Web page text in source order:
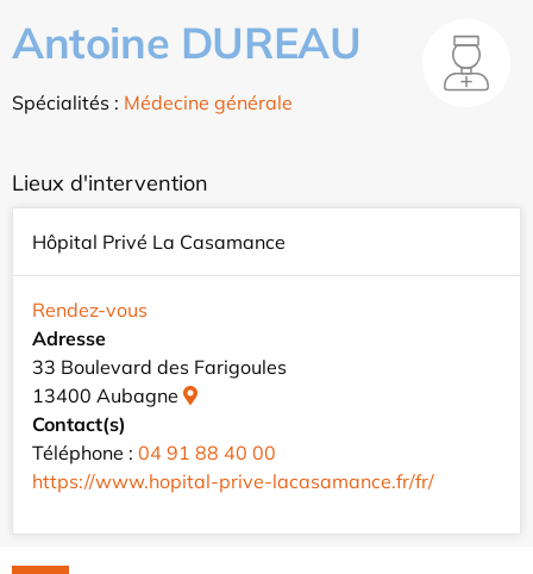
Antoine DUREAU
Spécialités : Médecine générale
Lieux d'intervention
Hôpital Privé La Casamance
Rendez-vous
Adresse
33 Boulevard des Farigoules
13400 Aubagne
Contact(s)
Téléphone : 04 91 88 40 00
https://www.hopital-prive-lacasamance.fr/fr/